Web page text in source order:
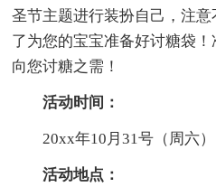
圣节主题进行装扮自己，注
了为您的宝宝准备好讨糖袋
向您讨糖之需！
活动时间：
20xx年10月31号（周六）
活动地点：